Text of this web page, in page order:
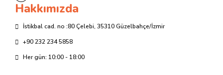
Hakkımızda
İstikbal cad. no :80 Çelebi, 35310 Güzelbahçe/İzmir
+90 232 234 5858
Her gün: 10:00 - 18:00